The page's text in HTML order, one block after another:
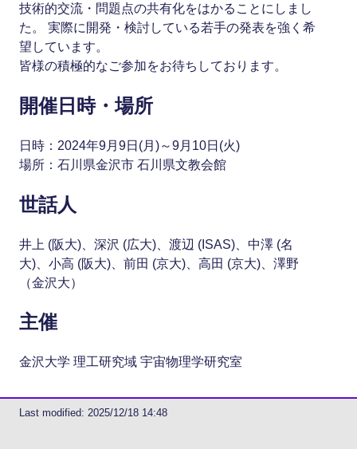
技術的交流・問題点の共有化をはかることにしまし
た。 実際に開発・検討している若手の発表を強く希
望しています。
皆様の積極的なご参加をお待ちしております。
開催日時・場所
日時：2024年9月9日(月)～9月10日(火)
場所：石川県金沢市 石川県文教会館
世話人
井上 (阪大)、深沢 (広大)、渡辺 (ISAS)、中澤 (名
大)、小高 (阪大)、前田 (京大)、高田 (京大)、澤野
（金沢大）
主催
金沢大学 理工研究域 宇宙物理学研究室
Last modified: 2025/12/18 14:48